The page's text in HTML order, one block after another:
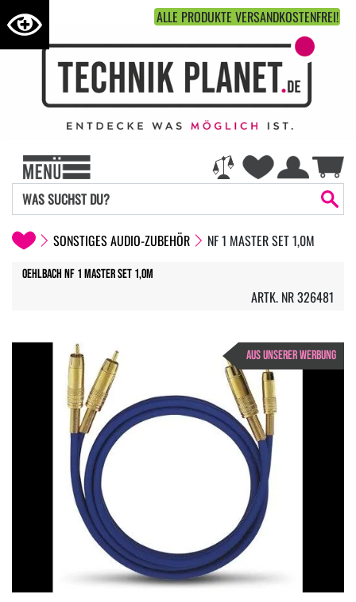
ALLE PRODUKTE VERSANDKOSTENFREI!
SONSTIGES AUDIO-ZUBEHÖR NF 1 MASTER SET 1,0M
Oehlbach NF 1 Master Set 1,0m
ARTK. NR 326481
AUS UNSERER WERBUNG